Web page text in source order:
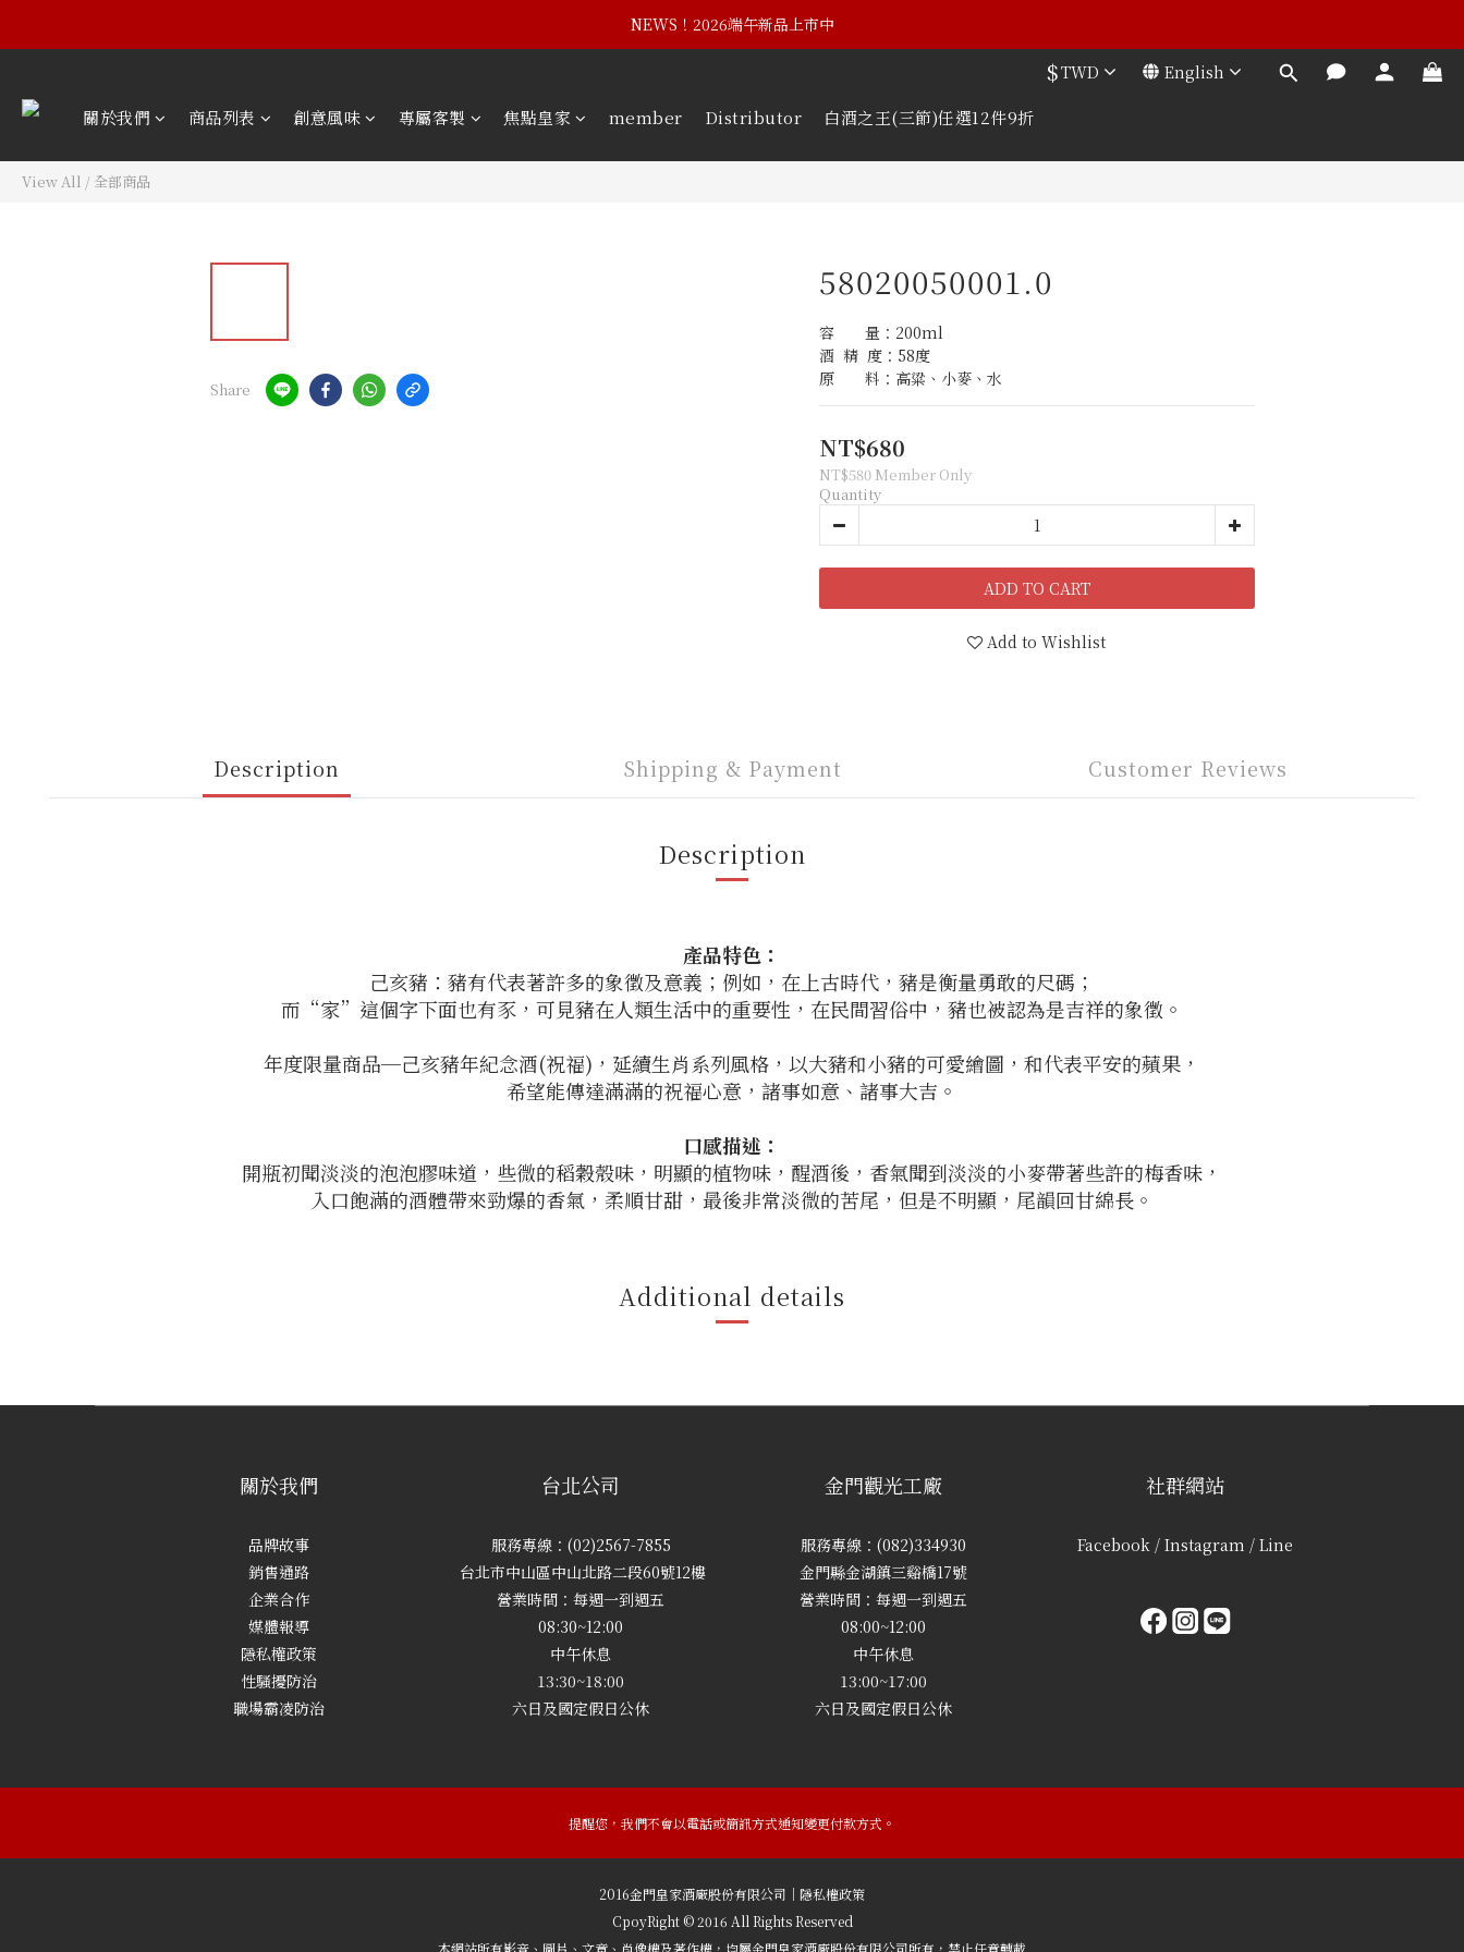
NEWS！黃埔建校102週年紀念酒
NEWS！2026端午新品上市中
$TWD English
關於我們 商品列表 創意風味 專屬客製 焦點皇家 member Distributor 白酒之王(三節)任選12件9折
View All / 全部商品
Share
58020050001.0
容　　量：200ml
酒  精  度：58度
原　　料：高粱、小麥、水
NT$680
NT$580 Member Only
Quantity
ADD TO CART
Add to Wishlist
Description Shipping & Payment Customer Reviews
Description
產品特色：
己亥豬：豬有代表著許多的象徵及意義；例如，在上古時代，豬是衡量勇敢的尺碼；
而“家”這個字下面也有豕，可見豬在人類生活中的重要性，在民間習俗中，豬也被認為是吉祥的象徵。
年度限量商品─己亥豬年紀念酒(祝福)，延續生肖系列風格，以大豬和小豬的可愛繪圖，和代表平安的蘋果，
希望能傳達滿滿的祝福心意，諸事如意、諸事大吉。
口感描述：
開瓶初聞淡淡的泡泡膠味道，些微的稻穀殼味，明顯的植物味，醒酒後，香氣聞到淡淡的小麥帶著些許的梅香味，
入口飽滿的酒體帶來勁爆的香氣，柔順甘甜，最後非常淡微的苦尾，但是不明顯，尾韻回甘綿長。
Additional details
關於我們
品牌故事
銷售通路
企業合作
媒體報導
隱私權政策
性騷擾防治
職場霸凌防治
台北公司
服務專線：(02)2567-7855
台北市中山區中山北路二段60號12樓
營業時間：每週一到週五
08:30~12:00
中午休息
13:30~18:00
六日及國定假日公休
金門觀光工廠
服務專線：(082)334930
金門縣金湖鎮三谿橋17號
營業時間：每週一到週五
08:00~12:00
中午休息
13:00~17:00
六日及國定假日公休
社群網站
Facebook / Instagram / Line
提醒您，我們不會以電話或簡訊方式通知變更付款方式。
2016金門皇家酒廠股份有限公司｜隱私權政策
CpoyRight © 2016 All Rights Reserved
本網站所有影音、圖片、文章、肖像權及著作權，均屬金門皇家酒廠股份有限公司所有，禁止任意轉載